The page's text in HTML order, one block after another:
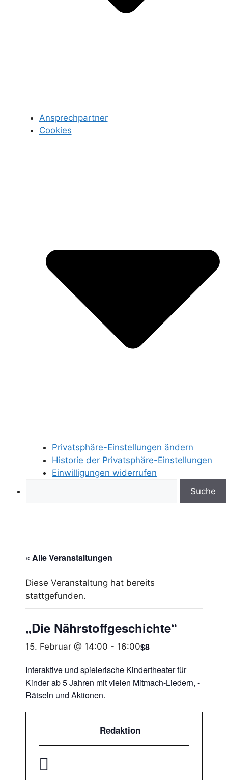
Ansprechpartner
Cookies
Privatsphäre-Einstellungen ändern
Historie der Privatsphäre-Einstellungen
Einwilligungen widerrufen
« Alle Veranstaltungen
Diese Veranstaltung hat bereits
stattgefunden.
„Die Nährstoffgeschichte“
15. Februar @ 14:00 - 16:00$8
Interaktive und spielerische Kindertheater für
Kinder ab 5 Jahren mit vielen Mitmach-Liedern, -
Rätseln und Aktionen.
Redaktion